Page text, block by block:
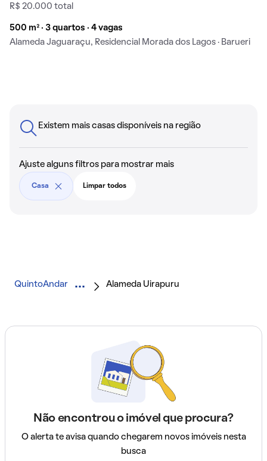
R$ 20.000 total
500 m² · 3 quartos · 4 vagas
Alameda Jaguaraçu, Residencial Morada dos Lagos · Barueri
Existem mais casas disponíveis na região
Ajuste alguns filtros para mostrar mais
Casa Limpar todos
QuintoAndar Alameda Uirapuru
Não encontrou o imóvel que procura?
O alerta te avisa quando chegarem novos imóveis nesta
busca